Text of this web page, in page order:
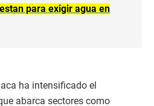
para exigir agua en
ha intensificado el
abarca sectores como